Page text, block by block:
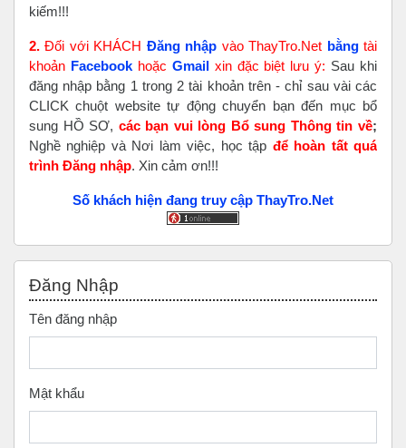
kiếm!!!
2. Đối với KHÁCH Đăng nhập vào ThayTro.Net bằngtài
khoản Facebook hoặc Gmailxin đặc biệt lưu ý: Sau khi
đăng nhập bằng 1 trong 2 tài khoản trên - chỉ sau vài các
CLICK chuột website tự động chuyển bạn đến mục bổ
sung HỒ SƠ, các bạn vui lòng Bổ sung Thông tin về;
Nghề nghiệp và Nơi làm việc, học tập để hoàn tấtquá
trình Đăng nhập. Xin cảm ơn!!!
Số khách hiện đang truy cập ThayTro.Net
Đăng Nhập
Tên đăng nhập
Mật khẩu